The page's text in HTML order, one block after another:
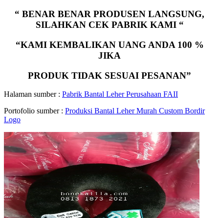
“ BENAR BENAR PRODUSEN LANGSUNG,
SILAHKAN CEK PABRIK KAMI “
“KAMI KEMBALIKAN UANG ANDA 100 %
JIKA
PRODUK TIDAK SESUAI PESANAN”
Halaman sumber : Pabrik Bantal Leher Perusahaan FAII
Portofolio sumber : Produksi Bantal Leher Murah Custom Bordir
Logo